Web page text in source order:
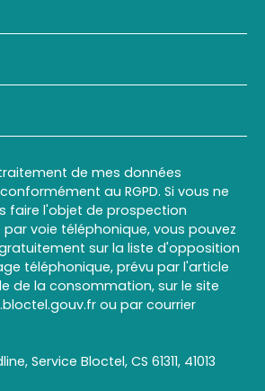
de mes données
au RGPD. Si vous ne
faire l'objet de prospection
voie téléphonique, vous pouvez
sur la liste d'opposition
téléphonique, prévu par l'article
de la consommation, sur le site
ou par courrier
Service Bloctel, CS 61311, 41013